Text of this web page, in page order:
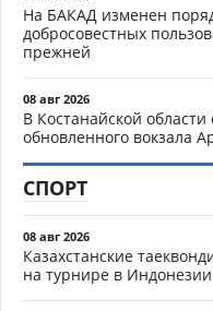
На БАКАД изменен
добросовестных
прежней
08 авг 2026
В Костанайской области
обновленного вокзала
СПОРТ
08 авг 2026
Казахстанские
на турнире в Индонезии